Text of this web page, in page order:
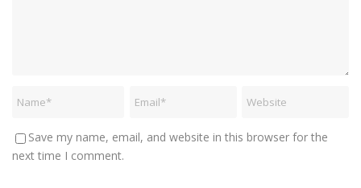
Save my name, email, and website in this browser for the
next time I comment.